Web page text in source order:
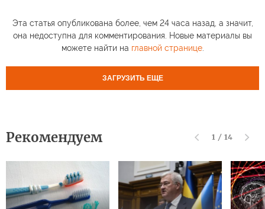
Эта статья опубликована более, чем 24 часа назад, а значит,
она недоступна для комментирования. Новые материалы вы
можете найти на главной странице.
ЗАГРУЗИТЬ ЕЩЕ
Рекомендуем 1 / 14